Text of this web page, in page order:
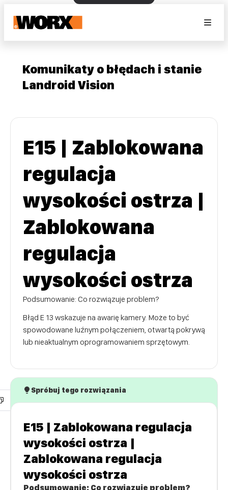
Komunikaty o błędach i stanie
Landroid Vision
E15 | Zablokowana
regulacja
wysokości ostrza |
Zablokowana
regulacja
wysokości ostrza
Podsumowanie: Co rozwiązuje problem?
Błąd E 13 wskazuje na awarię kamery. Może to być
spowodowane luźnym połączeniem, otwartą pokrywą
lub nieaktualnym oprogramowaniem sprzętowym.
Spróbuj tego rozwiązania
E15 | Zablokowana regulacja
wysokości ostrza |
Zablokowana regulacja
wysokości ostrza
Podsumowanie: Co rozwiązuje problem?